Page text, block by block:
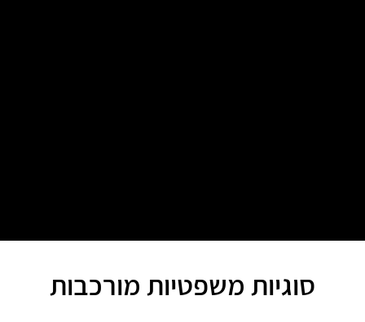
סוגיות משפטיות מורכבות